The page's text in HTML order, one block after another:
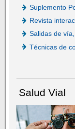
Suplemento
Revista
Salidas de
Técnicas de
Salud Vial